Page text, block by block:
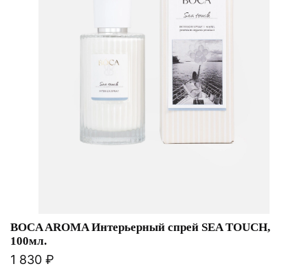
BOCA AROMA Интерьерный спрей SEA TOUCH,
100мл.
1 830 ₽